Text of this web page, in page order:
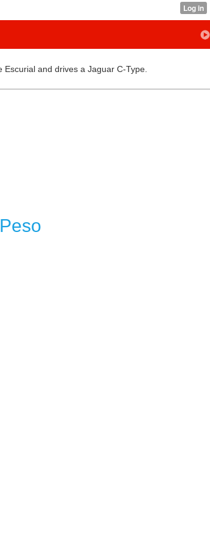
and drives a Jaguar C-Type.